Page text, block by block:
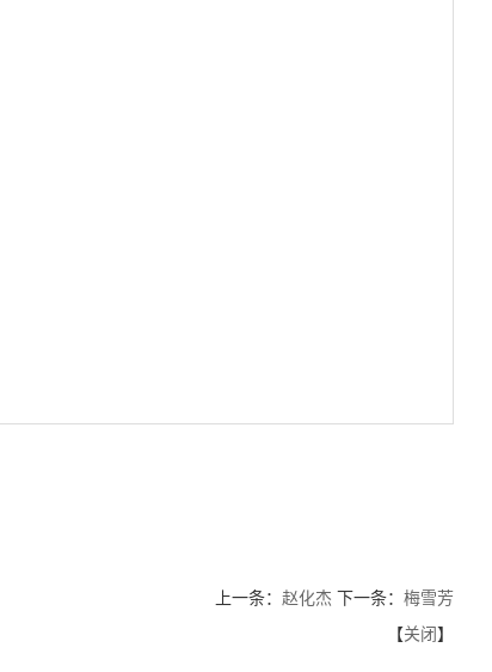
上一条： 赵化杰 下一条： 梅雪芳
【关闭 】